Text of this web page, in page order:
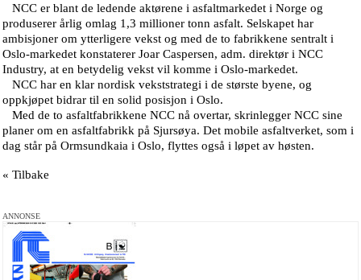
NCC er blant de ledende aktørene i asfaltmarkedet i Norge og
produserer årlig omlag 1,3 millioner tonn asfalt. Selskapet har
ambisjoner om ytterligere vekst og med de to fabrikkene sentralt i
Oslo-markedet konstaterer Joar Caspersen, adm. direktør i NCC
Industry, at en betydelig vekst vil komme i Oslo-markedet.
NCC har en klar nordisk vekststrategi i de største byene, og
oppkjøpet bidrar til en solid posisjon i Oslo.
Med de to asfaltfabrikkene NCC nå overtar, skrinlegger NCC sine
planer om en asfaltfabrikk på Sjursøya. Det mobile asfaltverket, som i
dag står på Ormsundkaia i Oslo, flyttes også i løpet av høsten.
« Tilbake
ANNONSE